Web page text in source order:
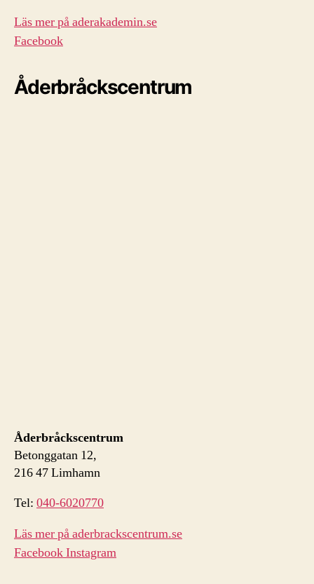
Läs mer på aderakademin.se
Facebook
Åderbråckscentrum
Åderbråckscentrum
Betonggatan 12,
216 47 Limhamn
Tel: 040-6020770
Läs mer på aderbrackscentrum.se
FacebookInstagram